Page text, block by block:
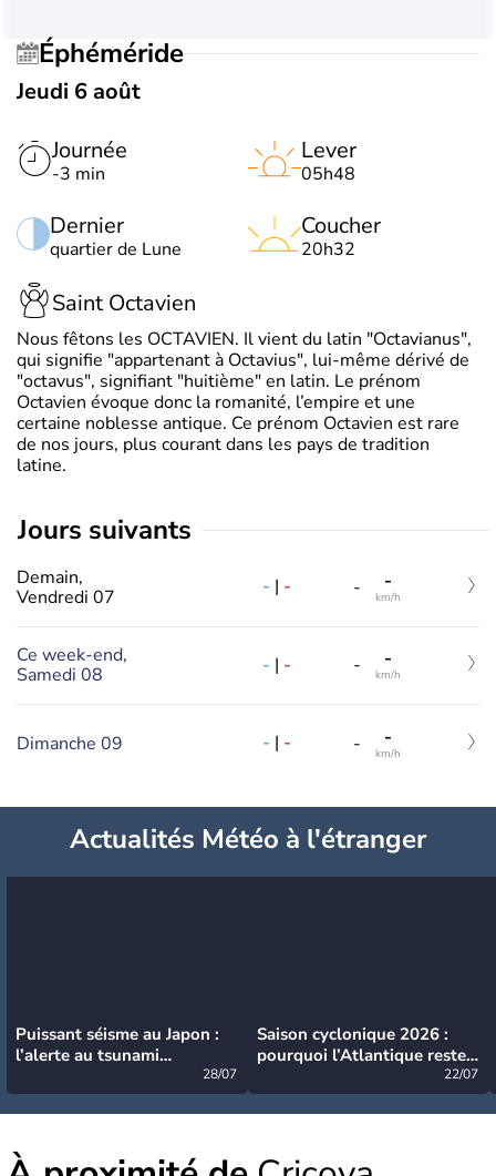
Éphéméride
Jeudi 6 août
Journée
-3 min
Dernier
quartier de Lune
Lever
05h48
Coucher
20h32
Saint Octavien
Nous fêtons les OCTAVIEN. Il vient du latin "Octavianus",
qui signifie "appartenant à Octavius", lui-même dérivé de
"octavus", signifiant "huitième" en latin. Le prénom
Octavien évoque donc la romanité, l’empire et une
certaine noblesse antique. Ce prénom Octavien est rare
de nos jours, plus courant dans les pays de tradition
latine.
jours suivants
Demain,
Vendredi 07
- | - - -
km/h
Ce week-end,
Samedi 08
- | - - -
km/h
Dimanche 09 - | - - -
km/h
Actualités Météo à l'étranger
Puissant séisme au Japon :
l’alerte au tsunami
28/07
Saison cyclonique 2026 :
pourquoi l’Atlantique reste
22/07